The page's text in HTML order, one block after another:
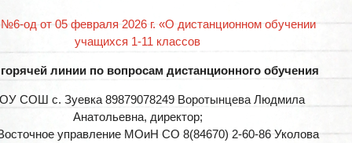
од от 05 февраля 2026 г. «О дистанционном обучении
учащихся 1-11 классов
линии по вопросам дистанционного обучения
СОШ с. Зуевка 89879078249 Воротынцева Людмила
Анатольевна, директор;
управление МОиН СО 8(84670) 2-60-86 Уколова